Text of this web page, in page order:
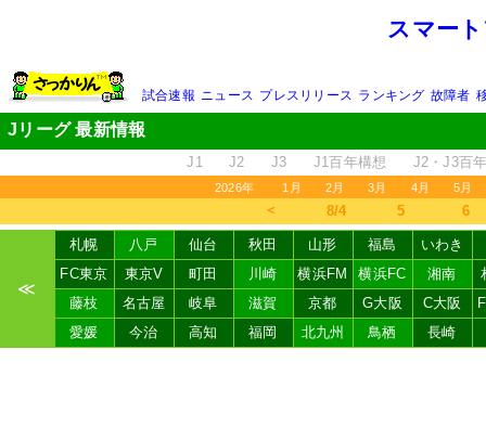
スマー
試合速報 ニュース プレスリリース ランキング 故障者
Jリーグ 最新情報
J1 J2 J3 J1百年構想 J2・J3百
2026年 1月 2月 3月 4月 5月
＜ 8/4 5 6
≪
札幌 八戸 仙台 秋田 山形 福島
いわき
FC東京
東京V 町田 川崎 横浜FM 横浜FC 湘南
藤枝
名古屋 岐阜 滋賀 京都 G大阪 C大阪
愛媛
今治 高知 福岡 北九州 鳥栖 長崎